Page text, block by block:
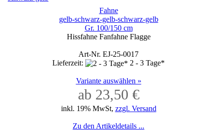
Fahne
gelb-schwarz-gelb-schwarz-gelb
Gr. 100/150 cm
Hissfahne Fanfahne Flagge
Art-Nr. EJ-25-0017
Lieferzeit:
2 - 3 Tage*
Variante auswählen »
ab 23,50 €
inkl. 19% MwSt, zzgl. Versand
Zu den Artikeldetails ...